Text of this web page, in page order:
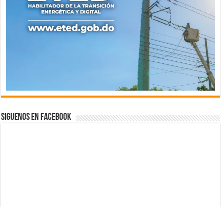
Siguenos en Facebook